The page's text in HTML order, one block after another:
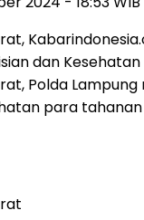
dan
Polda
para